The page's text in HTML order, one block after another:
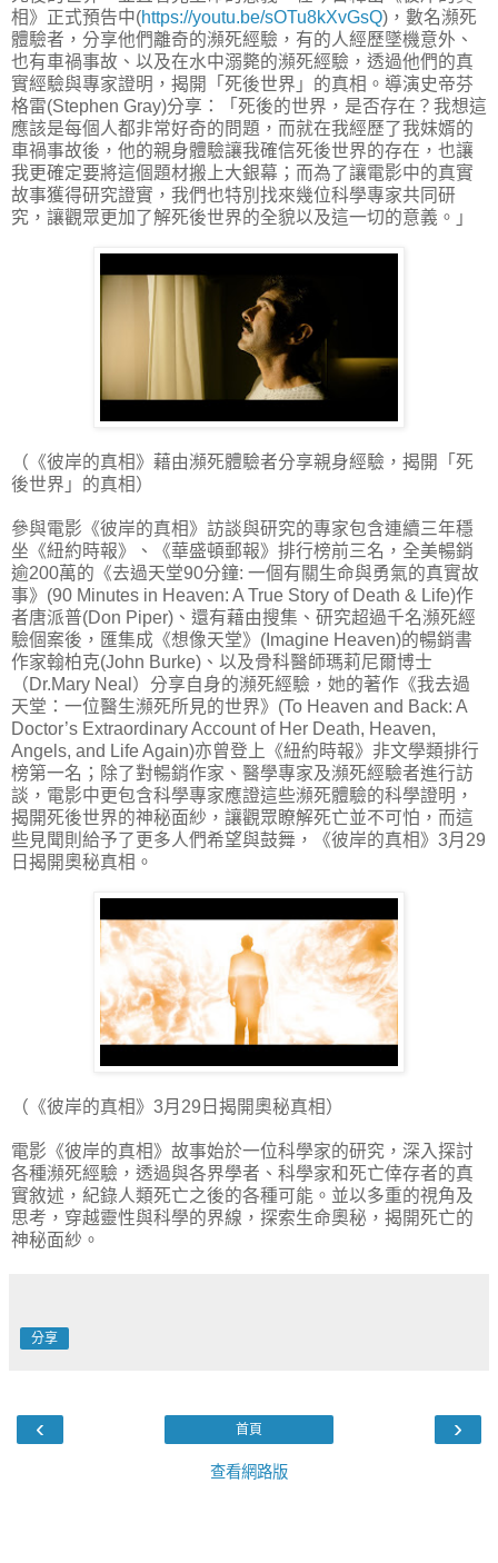
相》正式預告中(https://youtu.be/sOTu8kXvGsQ)，數名瀕死
體驗者，分享他們離奇的瀕死經驗，有的人經歷墜機意外、
也有車禍事故、以及在水中溺斃的瀕死經驗，透過他們的真
實經驗與專家證明，揭開「死後世界」的真相。導演史帝芬
格雷(Stephen Gray)分享：「死後的世界，是否存在？我想這
應該是每個人都非常好奇的問題，而就在我經歷了我妹婿的
車禍事故後，他的親身體驗讓我確信死後世界的存在，也讓
我更確定要將這個題材搬上大銀幕；而為了讓電影中的真實
故事獲得研究證實，我們也特別找來幾位科學專家共同研
究，讓觀眾更加了解死後世界的全貌以及這一切的意義。」
（《彼岸的真相》藉由瀕死體驗者分享親身經驗，揭開「死
後世界」的真相）
參與電影《彼岸的真相》訪談與研究的專家包含連續三年穩
坐《紐約時報》、《華盛頓郵報》排行榜前三名，全美暢銷
逾200萬的《去過天堂90分鐘: 一個有關生命與勇氣的真實故
事》(90 Minutes in Heaven: A True Story of Death & Life)作
者唐派普(Don Piper)、還有藉由搜集、研究超過千名瀕死經
驗個案後，匯集成《想像天堂》(Imagine Heaven)的暢銷書
作家翰柏克(John Burke)、以及骨科醫師瑪莉尼爾博士
（Dr.Mary Neal）分享自身的瀕死經驗，她的著作《我去過
天堂：一位醫生瀕死所見的世界》(To Heaven and Back: A
Doctor’s Extraordinary Account of Her Death, Heaven,
Angels, and Life Again)亦曾登上《紐約時報》非文學類排行
榜第一名；除了對暢銷作家、醫學專家及瀕死經驗者進行訪
談，電影中更包含科學專家應證這些瀕死體驗的科學證明，
揭開死後世界的神秘面紗，讓觀眾瞭解死亡並不可怕，而這
些見聞則給予了更多人們希望與鼓舞，《彼岸的真相》3月29
日揭開奧秘真相。
（《彼岸的真相》3月29日揭開奧秘真相）
電影《彼岸的真相》故事始於一位科學家的研究，深入探討
各種瀕死經驗，透過與各界學者、科學家和死亡倖存者的真
實敘述，紀錄人類死亡之後的各種可能。並以多重的視角及
思考，穿越靈性與科學的界線，探索生命奧秘，揭開死亡的
神秘面紗。
分享
‹ ›
首頁
查看網路版